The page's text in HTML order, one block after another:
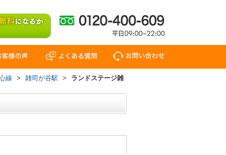
線 > 雑司が谷駅 > ランドステージ雑